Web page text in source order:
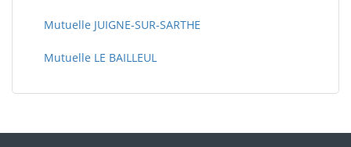
Mutuelle JUIGNE-SUR-SARTHE
Mutuelle LE BAILLEUL